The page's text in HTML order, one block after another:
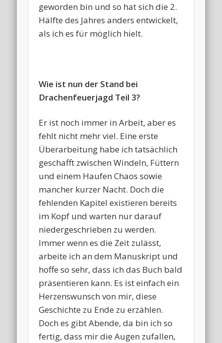
geworden bin und so hat sich die 2.
Hälfte des Jahres anders entwickelt,
als ich es für möglich hielt.
Wie ist nun der Stand bei
Drachenfeuerjagd Teil 3?
Er ist noch immer in Arbeit, aber es
fehlt nicht mehr viel. Eine erste
Überarbeitung habe ich tatsächlich
geschafft zwischen Windeln, Füttern
und einem Haufen Chaos sowie
mancher kurzer Nacht. Doch die
fehlenden Kapitel existieren bereits
im Kopf und warten nur darauf
niedergeschrieben zu werden.
Immer wenn es die Zeit zulässt,
arbeite ich an dem Manuskript und
hoffe so sehr, dass ich das Buch bald
präsentieren kann. Es ist einfach ein
Herzenswunsch von mir, diese
Geschichte zu Ende zu erzählen.
Doch es gibt Abende, da bin ich so
fertig, dass mir die Augen zufallen,